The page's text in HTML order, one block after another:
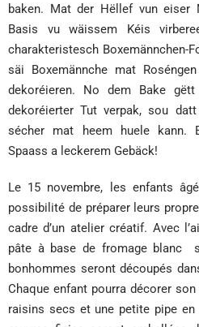
baken. Mat der Hëllef vun eiser
Basis vu wäissem Kéis
charakteristesch Boxemännchen-
säi Boxemännche mat
dekoréieren. No dem Bake gëtt
dekoréierter Tut verpak, sou
sécher mat heem huele kann.
Spaass a leckerem Gebäck!
Le 15 novembre, les enfants
possibilité de préparer leurs
cadre d’un atelier créatif. Avec
pâte à base de fromage blanc
bonhommes seront découpés
Chaque enfant pourra décorer
raisins secs et une petite pipe